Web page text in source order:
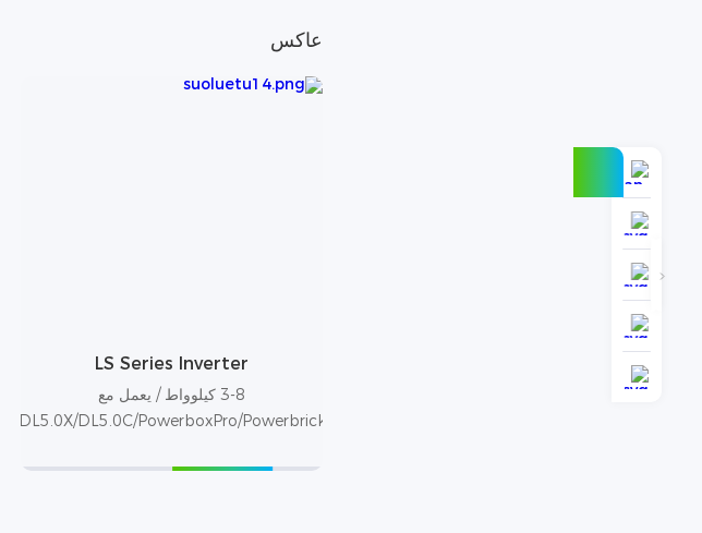
عاكس
LS Series Inverter
3-8 كيلوواط / يعمل مع
DL5.0X/DL5.0C/PowerboxPro/Powerbrick